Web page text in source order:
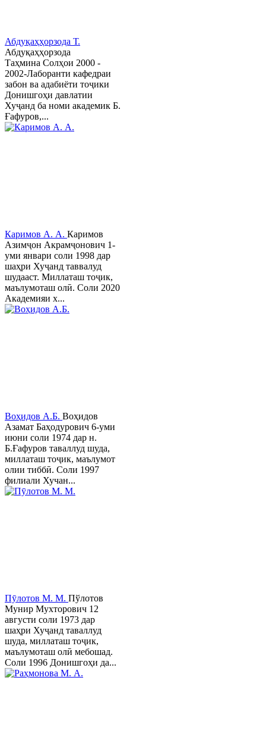
Абдуқаҳҳорзода Т.
Абдуқаҳҳорзода
Таҳмина Солҳои 2000 -
2002-Лаборанти кафедраи
забон ва адабиёти тоҷики
Донишгоҳи давлатии
Хуҷанд ба номи академик Б.
Ғафуров,...
Каримов А. А. Каримов
Азимҷон Акрамҷонович 1-
уми январи соли 1998 дар
шаҳри Хуҷанд таввалуд
шудааст. Миллаташ тоҷик,
маълумоташ олӣ. Соли 2020
Академияи х...
Воҳидов А.Б. Воҳидов
Азамат Баҳодурович 6-уми
июни соли 1974 дар н.
Б.Ғафуров таваллуд шуда,
миллаташ тоҷик, маълумот
олии тиббӣ. Соли 1997
филиали Хучан...
Пӯлотов М. М. Пўлотов
Мунир Мухторович 12
августи соли 1973 дар
шаҳри Хуҷанд таваллуд
шуда, миллаташ тоҷик,
маълумоташ олӣ мебошад.
Соли 1996 Донишгоҳи да...